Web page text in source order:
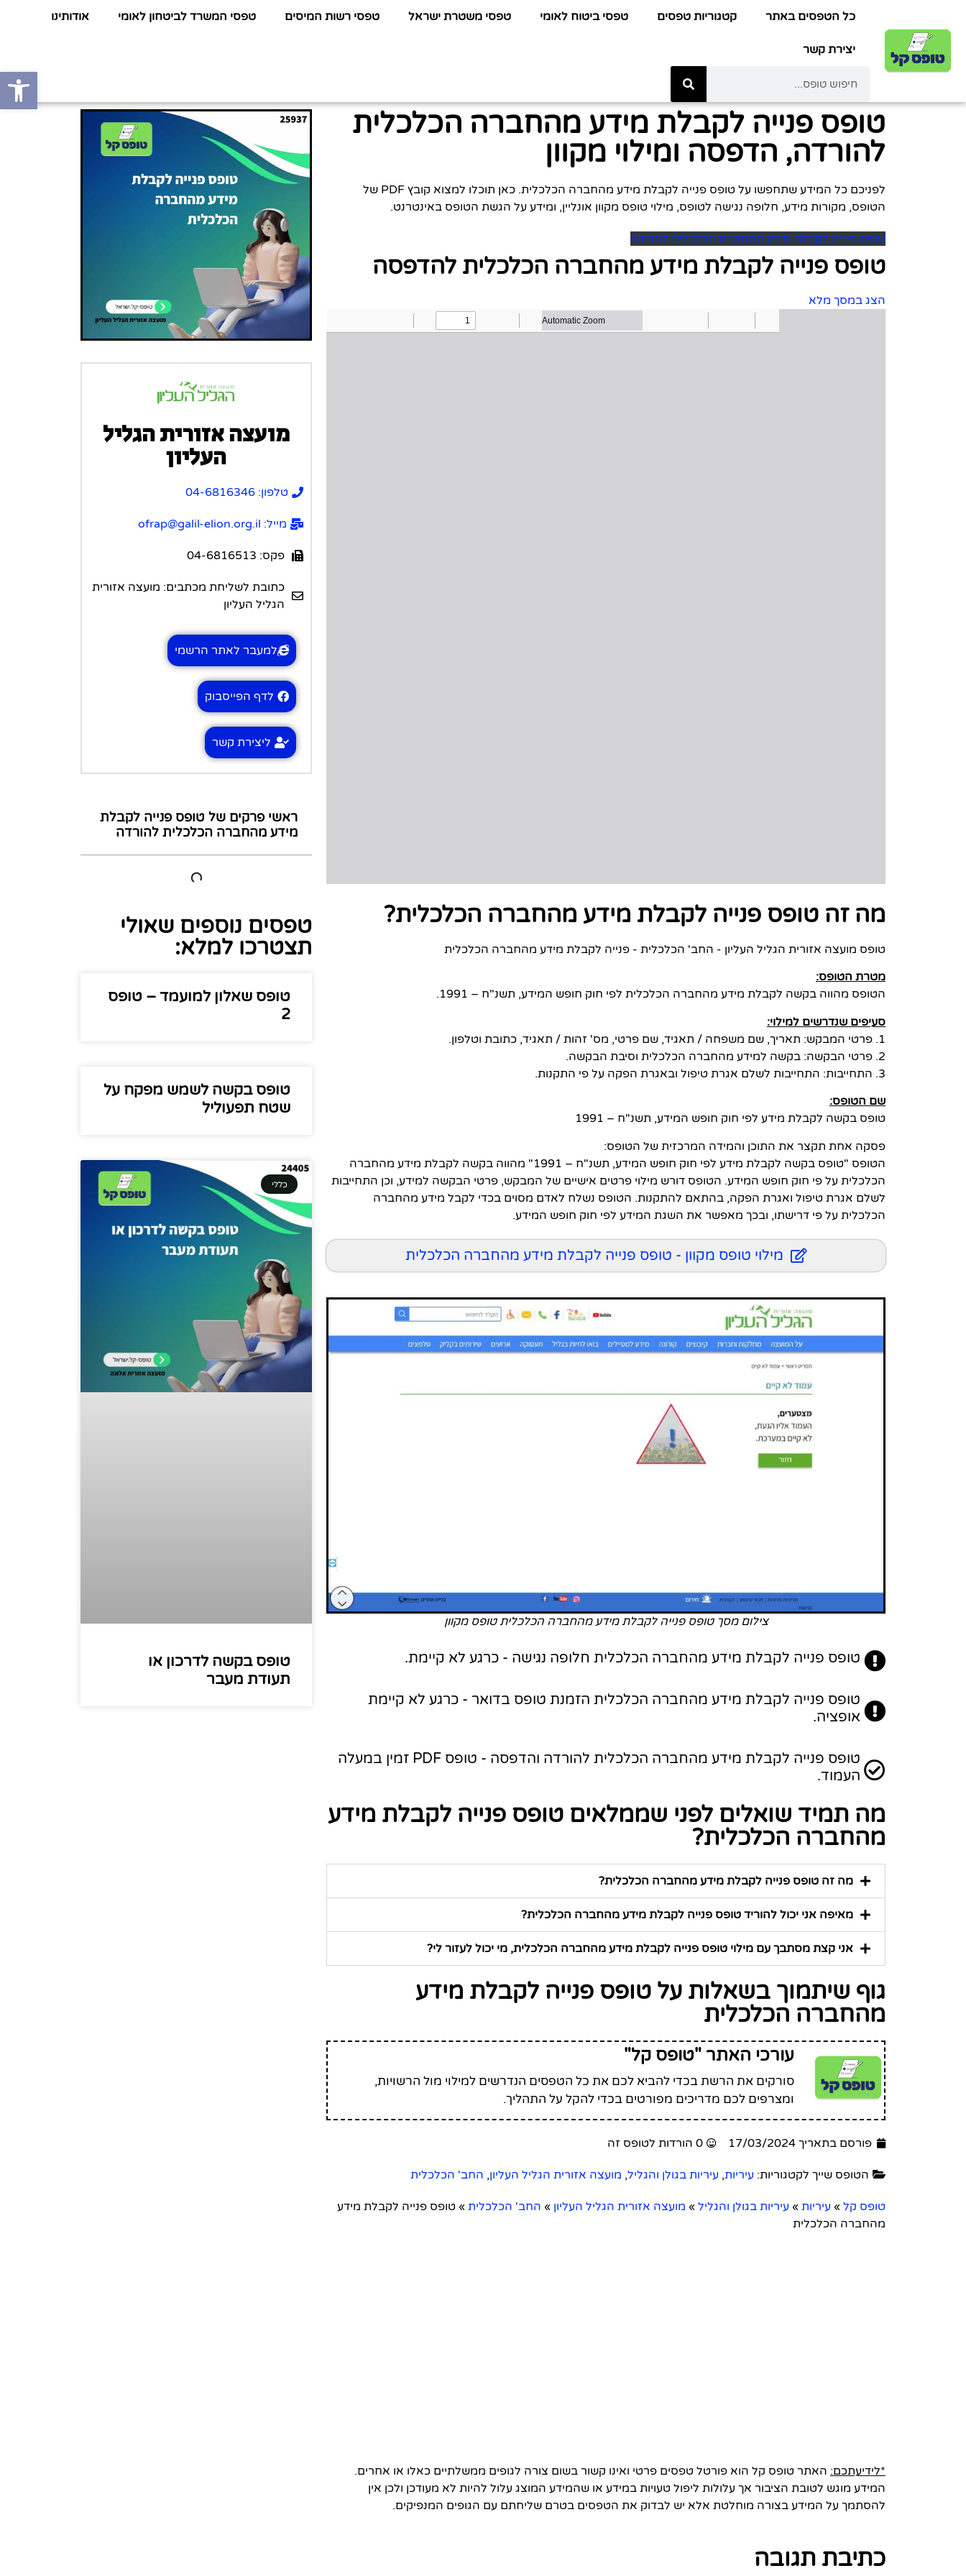
כל הטפסים באתר קטגוריות טפסים טפסי ביטוח לאומי טפסי משטרת ישראל טפסי רשות המיסים טפסי המשרד לביטחון לאומי אודותינו
יצירת קשר
טופס פנייה לקבלת מידע מהחברה הכלכלית
להורדה, הדפסה ומילוי מקוון
לפניכם כל המידע שתחפשו על טופס פנייה לקבלת מידע מהחברה הכלכלית. כאן תוכלו למצוא קובץ PDF של
הטופס, מקורות מידע, חלופה נגישה לטופס, מילוי טופס מקוון אונליין, ומידע על הגשת הטופס באינטרנט.
טופס פנייה לקבלת מידע מהחברה הכלכלית להורדה
טופס פנייה לקבלת מידע מהחברה הכלכלית להדפסה
הצג במסך מלא
מה זה טופס פנייה לקבלת מידע מהחברה הכלכלית?
טופס מועצה אזורית הגליל העליון - החב' הכלכלית - פנייה לקבלת מידע מהחברה הכלכלית
מטרת הטופס:
הטופס מהווה בקשה לקבלת מידע מהחברה הכלכלית לפי חוק חופש המידע, תשנ"ח – 1991.
סעיפים שנדרשים למילוי:
1. פרטי המבקש: תאריך, שם משפחה / תאגיד, שם פרטי, מס' זהות / תאגיד, כתובת וטלפון.
2. פרטי הבקשה: בקשה למידע מהחברה הכלכלית וסיבת הבקשה.
3. התחייבות: התחייבות לשלם אגרת טיפול ובאגרת הפקה על פי התקנות.
שם הטופס:
טופס בקשה לקבלת מידע לפי חוק חופש המידע, תשנ"ח – 1991
פסקה אחת תקצר את התוכן והמידה המרכזית של הטופס:
הטופס "טופס בקשה לקבלת מידע לפי חוק חופש המידע, תשנ"ח – 1991" מהווה בקשה לקבלת מידע מהחברה
הכלכלית על פי חוק חופש המידע. הטופס דורש מילוי פרטים אישיים של המבקש, פרטי הבקשה למידע, וכן התחייבות
לשלם אגרת טיפול ואגרת הפקה, בהתאם להתקנות. הטופס נשלח לאדם מסוים בכדי לקבל מידע מהחברה
הכלכלית על פי דרישתו, ובכך מאפשר את השגת המידע לפי חוק חופש המידע.
מילוי טופס מקוון - טופס פנייה לקבלת מידע מהחברה הכלכלית
צילום מסך טופס פנייה לקבלת מידע מהחברה הכלכלית טופס מקוון
טופס פנייה לקבלת מידע מהחברה הכלכלית חלופה נגישה - כרגע לא קיימת.
טופס פנייה לקבלת מידע מהחברה הכלכלית הזמנת טופס בדואר - כרגע לא קיימת
אופציה.
טופס פנייה לקבלת מידע מהחברה הכלכלית להורדה והדפסה - טופס PDF זמין במעלה
העמוד.
מה תמיד שואלים לפני שממלאים טופס פנייה לקבלת מידע
מהחברה הכלכלית?
מה זה טופס פנייה לקבלת מידע מהחברה הכלכלית?
מאיפה אני יכול להוריד טופס פנייה לקבלת מידע מהחברה הכלכלית?
אני קצת מסתבך עם מילוי טופס פנייה לקבלת מידע מהחברה הכלכלית, מי יכול לעזור לי?
גוף שיתמוך בשאלות על טופס פנייה לקבלת מידע
מהחברה הכלכלית
עורכי האתר "טופס קל"
סורקים את הרשת בכדי להביא לכם את כל הטפסים הנדרשים למילוי מול הרשויות,
ומצרפים לכם מדריכים מפורטים בכדי להקל על התהליך.
פורסם בתאריך 17/03/2024 0 הורדות לטופס זה
הטופס שייך לקטגוריות: עיריות, עיריות בגולן והגליל, מועצה אזורית הגליל העליון, החב' הכלכלית
טופס קל » עיריות » עיריות בגולן והגליל » מועצה אזורית הגליל העליון » החב' הכלכלית » טופס פנייה לקבלת מידע
מהחברה הכלכלית
*לידיעתכם: האתר טופס קל הוא פורטל טפסים פרטי ואינו קשור בשום צורה לגופים ממשלתיים כאלו או אחרים.
המידע מוגש לטובת הציבור אך עלולות ליפול טעויות במידע או שהמידע המוצג עלול להיות לא מעודכן ולכן אין
להסתמך על המידע בצורה מוחלטת אלא יש לבדוק את הטפסים בטרם שליחתם עם הגופים המנפיקים.
כתיבת תגובה
מועצה אזורית הגליל
העליון
טלפון: 04-6816346
מייל: ofrap@galil-elion.org.il
פקס: 04-6816513
כתובת לשליחת מכתבים: מועצה אזורית
הגליל העליון
למעבר לאתר הרשמי
לדף הפייסבוק
ליצירת קשר
ראשי פרקים של טופס פנייה לקבלת
מידע מהחברה הכלכלית להורדה
טפסים נוספים שאולי
תצטרכו למלא:
טופס שאלון למועמד – טופס
2
טופס בקשה לשמש מפקח על
שטח תפעוליל
כללי
טופס בקשה לדרכון או
תעודת מעבר
פתח